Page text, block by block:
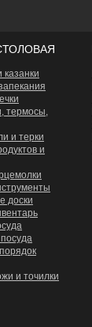
термосы,
и терки
и
доски
и точилки